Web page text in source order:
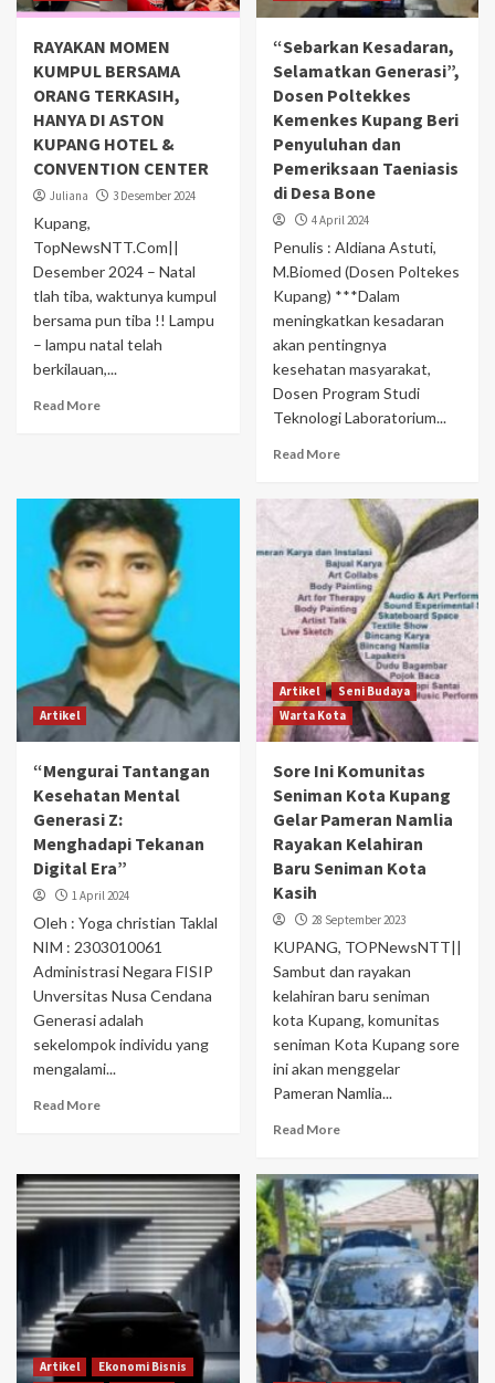
RAYAKAN MOMEN
KUMPUL BERSAMA
ORANG TERKASIH,
HANYA DI ASTON
KUPANG HOTEL &
CONVENTION CENTER
Juliana 3 Desember 2024
Kupang,
TopNewsNTT.Com||
Desember 2024 – Natal
tlah tiba, waktunya kumpul
bersama pun tiba !! Lampu
– lampu natal telah
berkilauan,...
Read More
“Sebarkan Kesadaran,
Selamatkan Generasi”,
Dosen Poltekkes
Kemenkes Kupang Beri
Penyuluhan dan
Pemeriksaan Taeniasis
di Desa Bone
4 April 2024
Penulis : Aldiana Astuti,
M.Biomed (Dosen Poltekes
Kupang) ***Dalam
meningkatkan kesadaran
akan pentingnya
kesehatan masyarakat,
Dosen Program Studi
Teknologi Laboratorium...
Read More
Artikel
“Mengurai Tantangan
Kesehatan Mental
Generasi Z:
Menghadapi Tekanan
Digital Era”
1 April 2024
Oleh : Yoga christian Taklal
NIM : 2303010061
Administrasi Negara FISIP
Unversitas Nusa Cendana
Generasi adalah
sekelompok individu yang
mengalami...
Read More
Artikel
Seni Budaya
Warta Kota
Sore Ini Komunitas
Seniman Kota Kupang
Gelar Pameran Namlia
Rayakan Kelahiran
Baru Seniman Kota
Kasih
28 September 2023
KUPANG, TOPNewsNTT||
Sambut dan rayakan
kelahiran baru seniman
kota Kupang, komunitas
seniman Kota Kupang sore
ini akan menggelar
Pameran Namlia...
Read More
Artikel Ekonomi Bisnis